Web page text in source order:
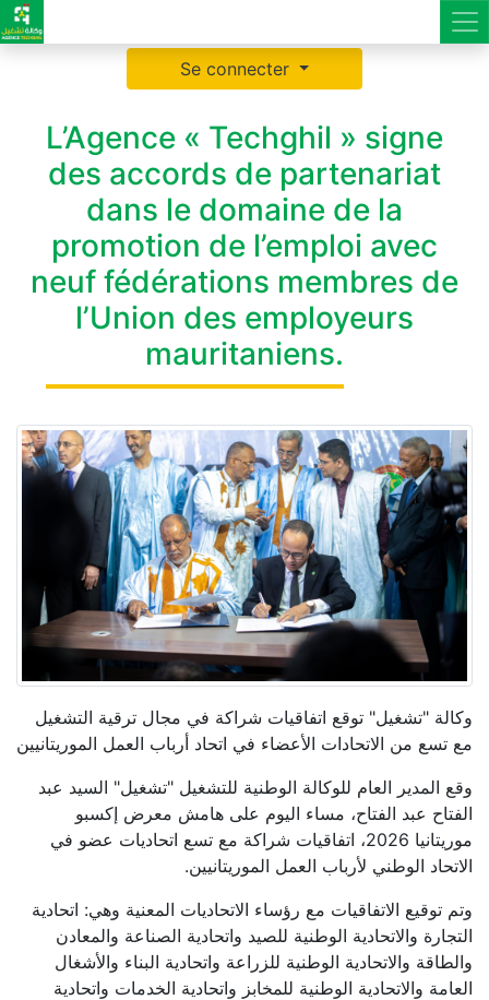
Se connecter
L’Agence « Techghil » signe
des accords de partenariat
dans le domaine de la
promotion de l’emploi avec
neuf fédérations membres de
l’Union des employeurs
mauritaniens.
وكالة "تشغيل" توقع اتفاقيات شراكة في مجال ترقية التشغيل
مع تسع من الاتحادات الأعضاء في اتحاد أرباب العمل الموريتانيين
وقع المدير العام للوكالة الوطنية للتشغيل "تشغيل" السيد عبد
الفتاح عبد الفتاح، مساء اليوم على هامش معرض إكسبو
موريتانيا 2026، اتفاقيات شراكة مع تسع اتحاديات عضو في
الاتحاد الوطني لأرباب العمل الموريتانيين.
وتم توقيع الاتفاقيات مع رؤساء الاتحاديات المعنية وهي: اتحادية
التجارة والاتحادية الوطنية للصيد واتحادية الصناعة والمعادن
والطاقة والاتحادية الوطنية للزراعة واتحادية البناء والأشغال
العامة والاتحادية الوطنية للمخابز واتحادية الخدمات واتحادية